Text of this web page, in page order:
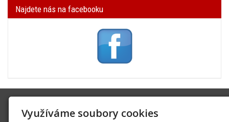
Najdete nás na facebooku
Na Spádu 2069/9, 40011 Ústí nad Labem
Využíváme soubory cookies